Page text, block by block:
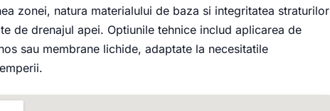
zonei, natura materialului de baza si integritatea straturilor
de drenajul apei. Optiunile tehnice includ aplicarea de
sau membrane lichide, adaptate la necesitatile